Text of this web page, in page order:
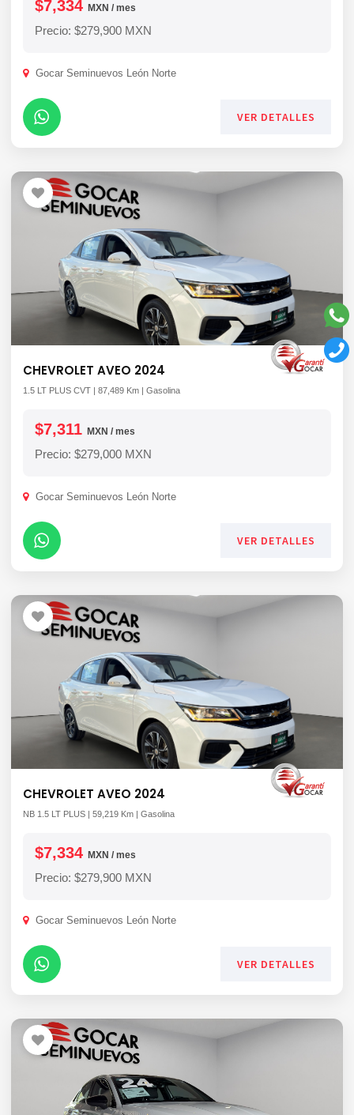
$7,334 MXN / mes
Precio: $279,900 MXN
Gocar Seminuevos León Norte
VER DETALLES
CHEVROLET AVEO 2024
1.5 LT PLUS CVT | 87,489 Km | Gasolina
$7,311 MXN / mes
Precio: $279,000 MXN
Gocar Seminuevos León Norte
VER DETALLES
CHEVROLET AVEO 2024
NB 1.5 LT PLUS | 59,219 Km | Gasolina
$7,334 MXN / mes
Precio: $279,900 MXN
Gocar Seminuevos León Norte
VER DETALLES